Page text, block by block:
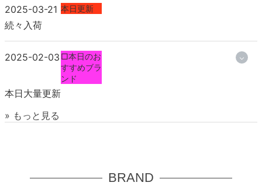
2025-03-21 本日更新
続々入荷
2025-02-03 □本日のお
すすめブラ
ンド
本日大量更新
» もっと見る
BRAND